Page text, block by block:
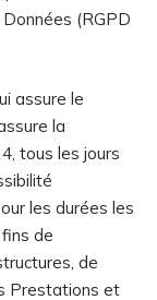
(RGPD
assure le
la
tous les jours
les durées les
de
de
Prestations et